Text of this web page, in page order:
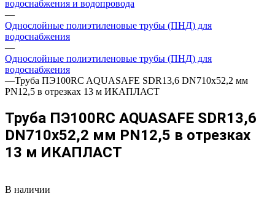
водоснабжения и водопровода
—
Однослойные полиэтиленовые трубы (ПНД) для
водоснабжения
—
Однослойные полиэтиленовые трубы (ПНД) для
водоснабжения
—Труба ПЭ100RC AQUASAFE SDR13,6 DN710х52,2 мм
PN12,5 в отрезках 13 м ИКАПЛАСТ
Труба ПЭ100RC AQUASAFE SDR13,6
DN710х52,2 мм PN12,5 в отрезках
13 м ИКАПЛАСТ
В наличии